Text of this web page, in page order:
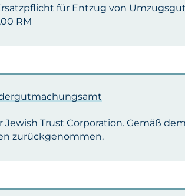
für Entzug von
RM
Trust Corporation. Gemäß
zurückgenommen.